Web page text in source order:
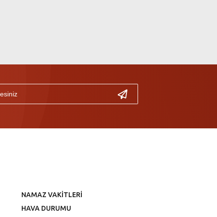
NAMAZ VAKİTLERİ
HAVA DURUMU